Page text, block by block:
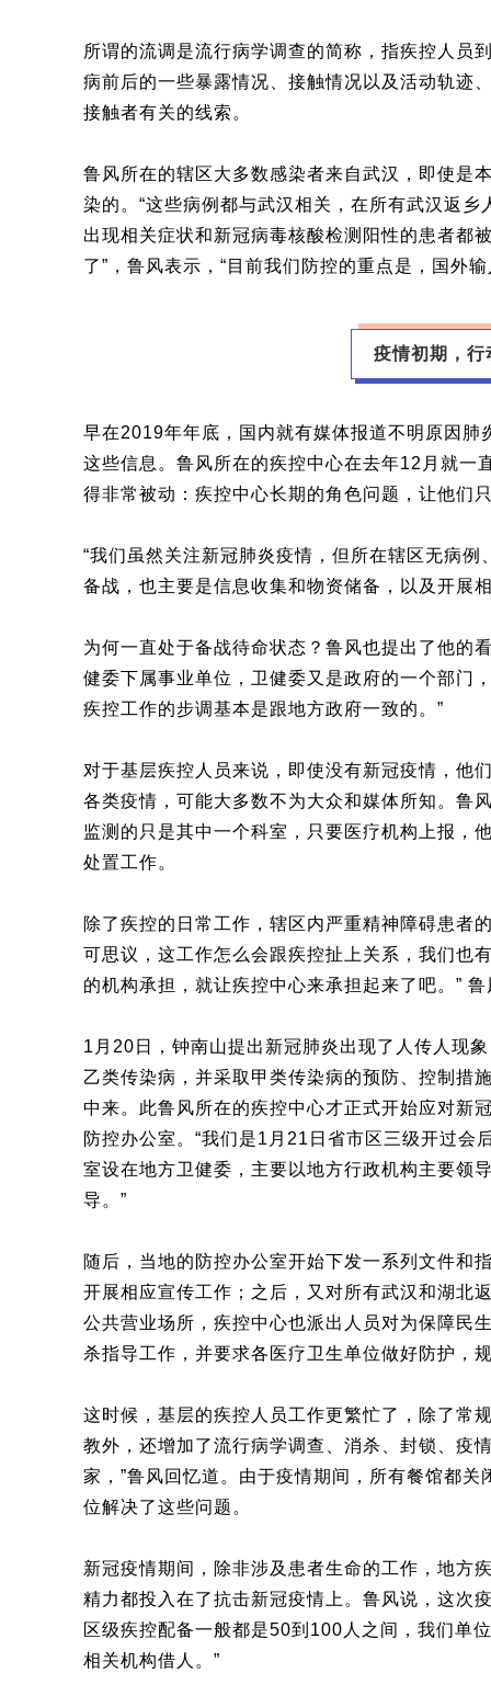
所谓的流调是流行病学调查的简称，指疾控人员
病前后的一些暴露情况、接触情况以及活动轨迹
接触者有关的线索。
鲁风所在的辖区大多数感染者来自武汉，即使是
染的。“这些病例都与武汉相关，在所有武汉返
出现相关症状和新冠病毒核酸检测阳性的患者都
了”，鲁风表示，“目前我们防控的重点是，国外
疫情初期，行
早在2019年年底，国内就有媒体报道不明原因
这些信息。鲁风所在的疾控中心在去年12月就一
得非常被动：疾控中心长期的角色问题，让他们
“我们虽然关注新冠肺炎疫情，但所在辖区无病
备战，也主要是信息收集和物资储备，以及开展
为何一直处于备战待命状态？鲁风也提出了他的
健委下属事业单位，卫健委又是政府的一个部门
疾控工作的步调基本是跟地方政府一致的。”
对于基层疾控人员来说，即使没有新冠疫情，他
各类疫情，可能大多数不为大众和媒体所知。鲁
监测的只是其中一个科室，只要医疗机构上报，
处置工作。
除了疾控的日常工作，辖区内严重精神障碍患者
可思议，这工作怎么会跟疾控扯上关系，我们也
的机构承担，就让疾控中心来承担起来了吧。”
1月20日，钟南山提出新冠肺炎出现了人传人现
乙类传染病，并采取甲类传染病的预防、控制措
中来。此鲁风所在的疾控中心才正式开始应对新
防控办公室。“我们是1月21日省市区三级开过会
室设在地方卫健委，主要以地方行政机构主要领
导。”
随后，当地的防控办公室开始下发一系列文件和
开展相应宣传工作；之后，又对所有武汉和湖北
公共营业场所，疾控中心也派出人员对为保障民
杀指导工作，并要求各医疗卫生单位做好防护，
这时候，基层的疾控人员工作更繁忙了，除了常
教外，还增加了流行病学调查、消杀、封锁、疫
家，”鲁风回忆道。由于疫情期间，所有餐馆都
位解决了这些问题。
新冠疫情期间，除非涉及患者生命的工作，地方
精力都投入在了抗击新冠疫情上。鲁风说，这次
区级疾控配备一般都是50到100人之间，我们单
相关机构借人。”